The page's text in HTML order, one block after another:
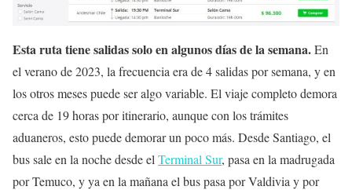
Esta ruta tiene salidas solo en algunos días de la semana.En
el verano de 2023, la frecuencia era de 4 salidas por semana, y en
los otros meses puede ser algo variable. El viaje completo demora
cerca de 19 horas por itinerario, aunque con los trámites
aduaneros, esto puede demorar un poco más. Desde Santiago, el
bus sale en la noche desde el Terminal Sur, pasa en la madrugada
por Temuco, y ya en la mañana el bus pasa por Valdivia y por